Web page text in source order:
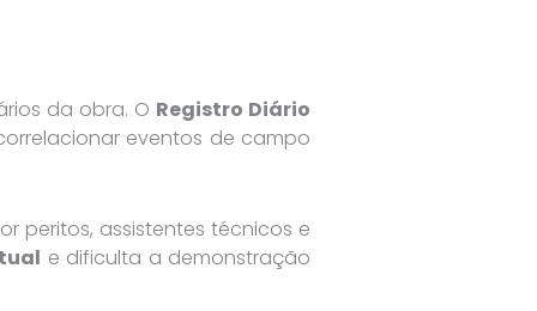
da obra. O Registro Diário
eventos de campo
peritos, assistentes técnicos e
e dificulta a demonstração